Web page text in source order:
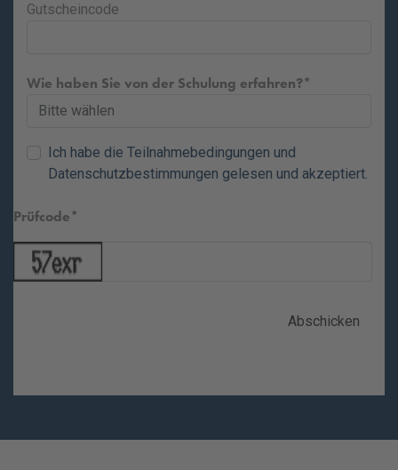
Gutscheincode
Wie haben Sie von der Schulung erfahren?
Ich habe die Teilnahmebedingungen und
Datenschutzbestimmungen gelesen und akzeptiert.
Prüfcode
Abschicken